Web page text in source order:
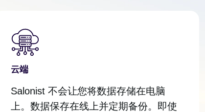
云端
Salonist 不会让您将数据存储在电脑
上。数据保存在线上并定期备份。即使